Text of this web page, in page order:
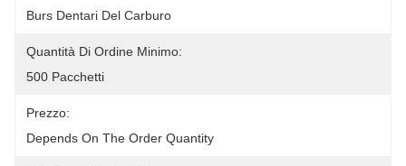
Burs Dentari Del Carburo
Quantità Di Ordine Minimo:
500 Pacchetti
Prezzo:
Depends On The Order Quantity